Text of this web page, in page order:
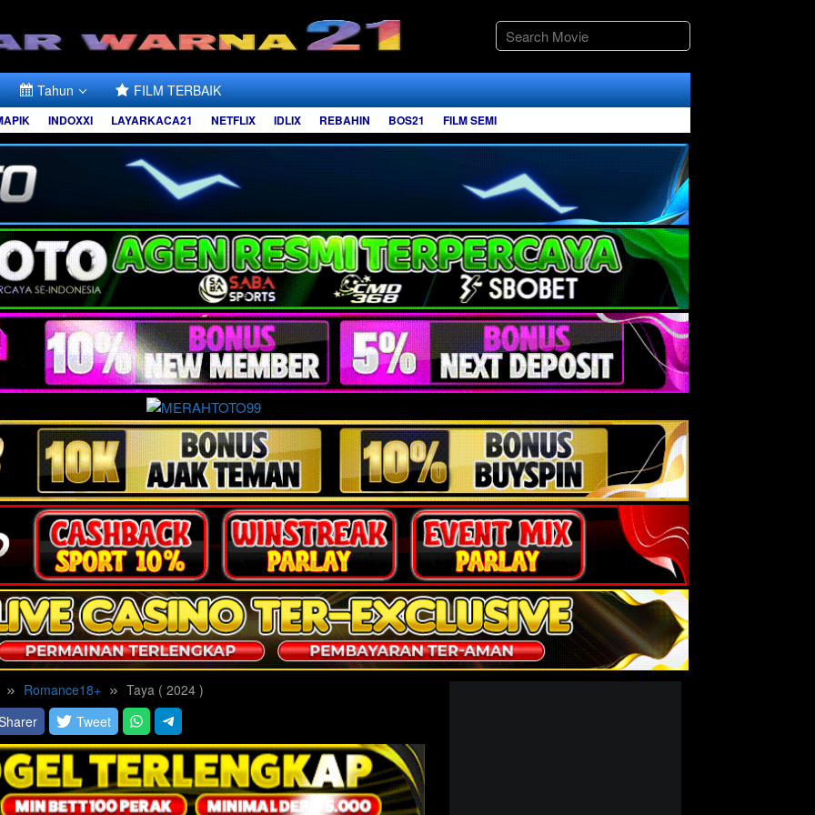
Tahun FILM TERBAIK
INDOXXI LAYARKACA21 NETFLIX IDLIX REBAHIN BOS21 FILM SEMI
Romance18+
Taya ( 2024 )
Tweet